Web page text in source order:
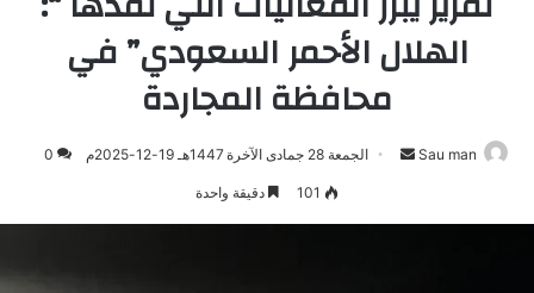
الهلال الأحمر السعودي” في
محافظة المجاردة
Sau man
أرسلالجمعة 28 جمادى الآخرة 1447هـ 19-12-2025م 0
101 دقيقة واحدة